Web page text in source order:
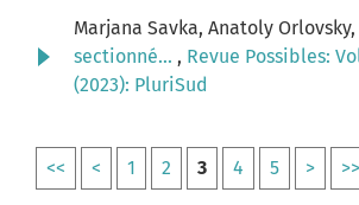
Marjana Savka, Anatoly Orlovsky,
sectionné... , Revue Possibles:
(2023): PluriSud
<< < 1 2 3 4 5 > >>